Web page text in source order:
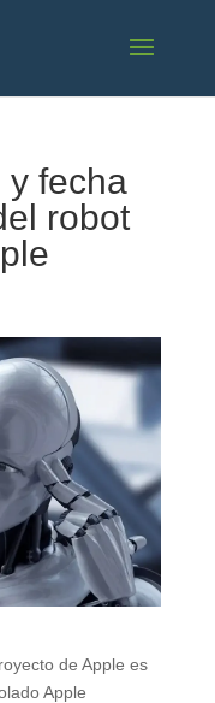
y fecha
robot
de Apple es
Apple